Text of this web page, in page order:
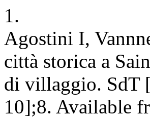
1.
Agostini I,
città storica a
di villaggio. SdT
10];8. Available